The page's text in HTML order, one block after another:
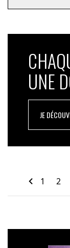
UNE
JE
1 2